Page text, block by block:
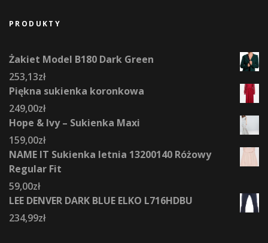
PRODUKTY
Żakiet Model B180 Dark Green
253,13zł
Piękna sukienka koronkowa
249,00zł
Hope & Ivy – Sukienka Maxi
159,00zł
NAME IT Sukienka letnia 13200140 Różowy
Regular Fit
59,00zł
LEE DENVER DARK BLUE ELKO L716HDBU
234,99zł